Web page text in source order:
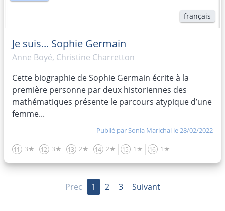
français
Je suis... Sophie Germain
Anne Boyé, Christine Charretton
Cette biographie de Sophie Germain écrite à la
première personne par deux historiennes des
mathématiques présente le parcours atypique d’une
femme...
- Publié parSonia Marichal le 28/02/2022
11 3★ 12 3★ 13 2★ 14 2★ 15 1★ 16 1★
Prec 1 2 3 Suivant